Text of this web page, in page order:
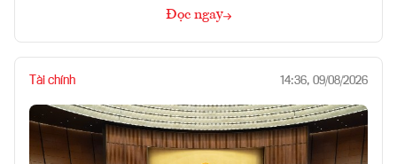
Đọc ngay
Tài chính 14:36, 09/08/2026